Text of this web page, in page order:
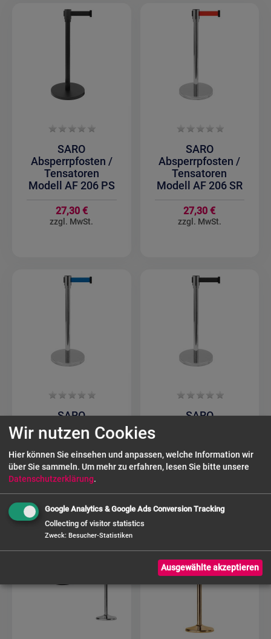
SARO
Absperrpfosten /
Tensatoren
Modell AF 206 PS
27,30 €
SARO
Absperrpfosten /
Tensatoren
Modell AF 206 SR
27,30 €
SARO
Absperrpfosten /
Tensatoren
ModellAF 206 SB
27,30 €
SARO
Modell AF 206 S
Wir nutzen Cookies
Hier können Sie einsehen und anpassen, welche Information wir
über Sie sammeln. Um mehr zu erfahren, lesen Sie bitte unsere
Datenschutzerklärung.
Google Analytics & Google Ads Conversion Tracking
Collecting of visitor statistics
Zweck: Besucher-Statistiken
Ausgewählte akzeptieren